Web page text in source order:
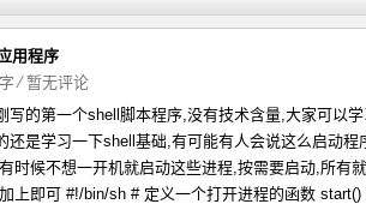
ThinkPHP v5.1.22曝出SQL 匹配
用程序
字⁄暂无评论
写的第一个shell脚本程序,没有技术含量,大家可以
还是学习一下shell基础,有可能有人会说这么启动
时候不想一开机就启动这些进程,按需要启动,所有
上即可 #!/bin/sh # 定义一个打开进程的函数